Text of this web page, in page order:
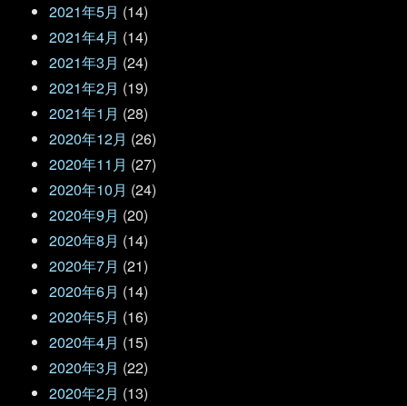
2021年5月 (14)
2021年4月 (14)
2021年3月 (24)
2021年2月 (19)
2021年1月 (28)
2020年12月 (26)
2020年11月 (27)
2020年10月 (24)
2020年9月 (20)
2020年8月 (14)
2020年7月 (21)
2020年6月 (14)
2020年5月 (16)
2020年4月 (15)
2020年3月 (22)
2020年2月 (13)